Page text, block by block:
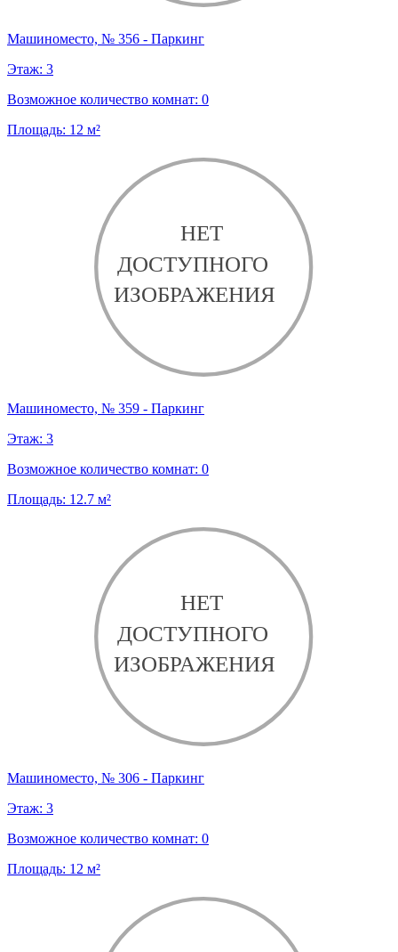
Машиноместо, № 356 - Паркинг
Этаж: 3
Возможное количество комнат: 0
Площадь: 12 м²
Машиноместо, № 359 - Паркинг
Этаж: 3
Возможное количество комнат: 0
Площадь: 12.7 м²
Машиноместо, № 306 - Паркинг
Этаж: 3
Возможное количество комнат: 0
Площадь: 12 м²